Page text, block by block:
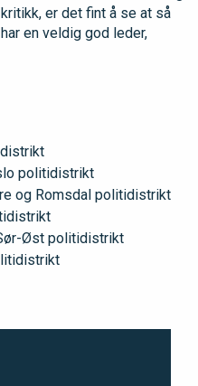
er det fint å se at så
en veldig god leder,
politidistrikt
og Romsdal politidistrikt
Øst politidistrikt